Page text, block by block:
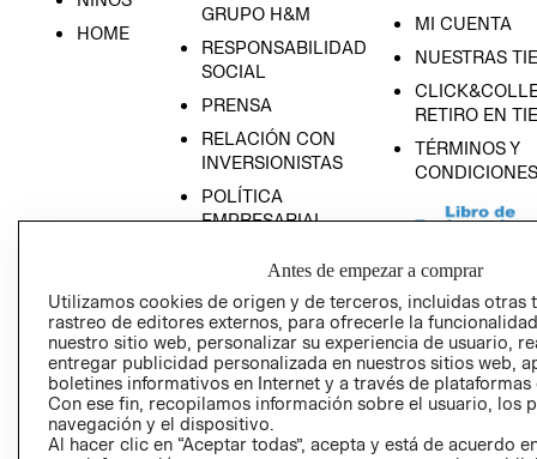
HOME
GRUPO H&M
RESPONSABILIDAD
SOCIAL
PRENSA
RELACIÓN CON
INVERSIONISTAS
POLÍTICA
EMPRESARIAL
MI CUENTA
NUESTRAS
RETIRO EN
TÉRMINOS Y
CONDICIONES
AVISO DE
PRIVACIDAD
GIFT CARD
Antes de empezar a comprar
Utilizamos cookies de origen y de terceros, incluidas otras
rastreo de editores externos, para ofrecerle la
nuestro sitio web, personalizar su experiencia de usuario,
entregar publicidad personalizada en nuestros sitios web,
boletines informativos en Internet y a través de plataformas
Con ese fin, recopilamos información sobre el usuario, los
navegación y el dispositivo.
Al hacer clic en “Aceptar todas”, acepta y está de acuerdo